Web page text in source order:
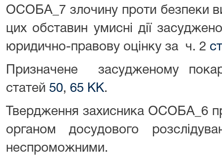
ОСОБА_7 злочину проти безпеки
цих обставин умисні дії
юридично-правову оцінку за ч. 2
Призначене засудженому
статей 50, 65 КК.
Твердження захисника
органом досудового
неспроможними.